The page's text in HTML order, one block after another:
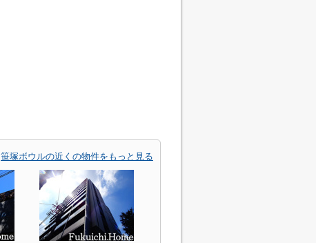
笹塚ボウルの近くの物件をもっと見る